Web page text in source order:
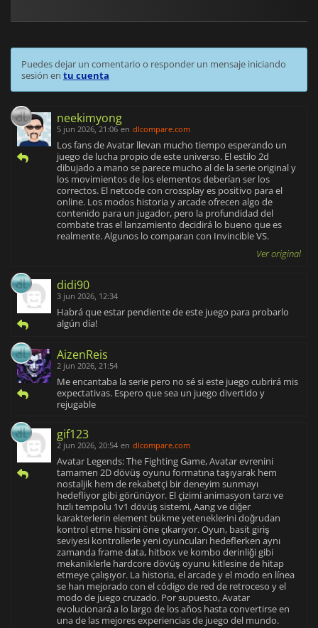
Puedes dejar un comentario o responder un mensaje iniciando
sesión en tu cuenta
neekimyong
5 jun 2026, 21:06 en dlcompare.com
Los fans de Avatar llevan mucho tiempo esperando un
juego de lucha propio de este universo. El estilo 2d
dibujado a mano se parece mucho al de la serie original y
los movimientos de los elementos deberían ser los
correctos. El netcode con crossplay es positivo para el
online. Los modos historia y arcade ofrecen algo de
contenido para un jugador, pero la profundidad del
combate tras el lanzamiento decidirá lo bueno que es
realmente. Algunos lo comparan con Invincible VS.
Ver original
didi90
3 jun 2026, 12:34
Habrá que estar pendiente de este juego para probarlo
algún día!
AizenReis
2 jun 2026, 21:54
Me encantaba la serie pero no sé si este juego cubrirá mis
expectativas. Espero que sea un juego divertido y
rejugable
gif123
2 jun 2026, 20:54 en dlcompare.com
Avatar Legends: The Fighting Game, Avatar evrenini
tamamen 2D dövüş oyunu formatına taşıyarak hem
nostaljik hem de rekabetçi bir deneyim sunmayı
hedefliyor gibi görünüyor. El çizimi animasyon tarzı ve
hızlı tempolu 1v1 dövüş sistemi, Aang ve diğer
karakterlerin element bükme yeteneklerini doğrudan
kontrol etme hissini öne çıkarıyor. Oyun, basit giriş
seviyesi kontrollerle yeni oyuncuları hedeflerken aynı
zamanda frame data, hitbox ve kombo derinliği gibi
mekaniklerle hardcore dövüş oyunu kitlesine de hitap
etmeye çalışıyor. La historia, el arcade y el modo en línea
se han mejorado con el código de red de retroceso y el
modo de juego cruzado. Por supuesto, Avatar
evolucionará a lo largo de los años hasta convertirse en
una de las mejores experiencias de juego del mundo.